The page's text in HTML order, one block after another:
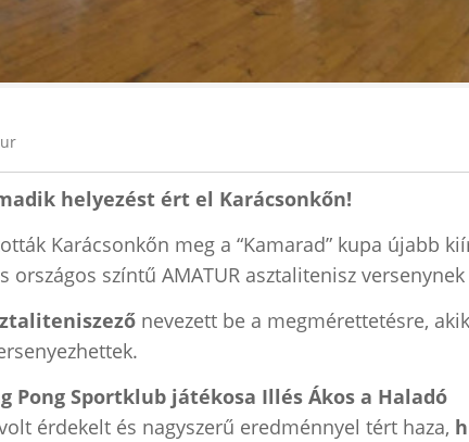
helyezést ért el Karácsonkőn!
Karácsonkőn meg a “Kamarad” kupa újabb
országos színtű AMATUR asztalitenisz
nevezett be a megmérettetésre,
Pong Sportklub játékosa Illés Ákos a Haladó
érdekelt és nagyszerű eredménnyel tért haza,